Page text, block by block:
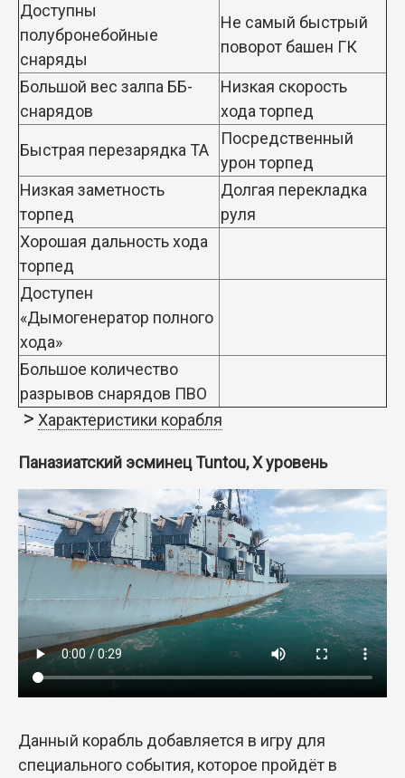
Доступны
полубронебойные
снаряды
Не самый быстрый
поворот башен ГК
Большой вес залпа ББ-
снарядов
Низкая скорость
хода торпед
Быстрая перезарядка ТА
Посредственный
урон торпед
Низкая заметность
торпед
Долгая перекладка
руля
Хорошая дальность хода
торпед
Доступен
«Дымогенератор полного
хода»
Большое количество
разрывов снарядов ПВО
Характеристики корабля
Паназиатский эсминец Tuntou, X уровень
Данный корабль добавляется в игру для
специального события, которое пройдёт в